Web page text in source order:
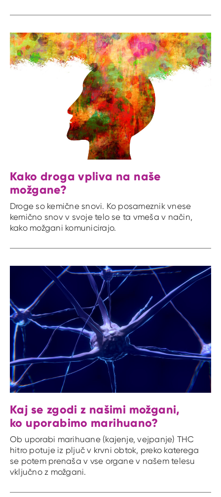
Kako droga vpliva na naše
možgane?
Droge so kemične snovi. Ko posameznik vnese
kemično snov v svoje telo se ta vmeša v način,
kako možgani komunicirajo.
Kaj se zgodi z našimi možgani,
ko uporabimo marihuano?
Ob uporabi marihuane (kajenje, vejpanje) THC
hitro potuje iz pljuč v krvni obtok, preko katerega
se potem prenaša v vse organe v našem telesu
vključno z možgani.